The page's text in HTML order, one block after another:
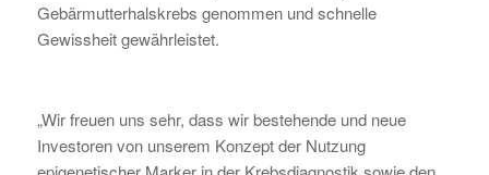
Gebärmutterhalskrebs genommen und schnelle
Gewissheit gewährleistet.
„Wir freuen uns sehr, dass wir bestehende und neue
Investoren von unserem Konzept der Nutzung